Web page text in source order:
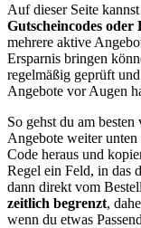
Auf dieser Seite
Gutscheincodes
mehrere aktive
Ersparnis bringen
regelmäßig geprüft
Angebote vor Augen
So gehst du am
Angebote weiter unten
Code heraus und
Regel ein Feld, in das
dann direkt vom
zeitlich begrenzt,
wenn du etwas